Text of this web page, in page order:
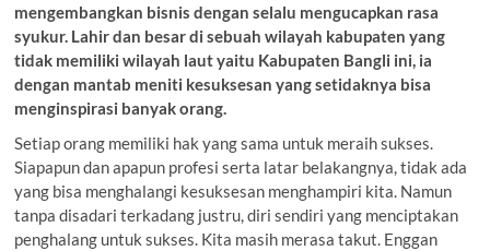
mengembangkan bisnis dengan selalu mengucapkan rasa
syukur. Lahir dan besar di sebuah wilayah kabupaten yang
tidak memiliki wilayah laut yaitu Kabupaten Bangli ini, ia
dengan mantab meniti kesuksesan yang setidaknya bisa
menginspirasi banyak orang.
Setiap orang memiliki hak yang sama untuk meraih sukses.
Siapapun dan apapun profesi serta latar belakangnya, tidak ada
yang bisa menghalangi kesuksesan menghampiri kita. Namun
tanpa disadari terkadang justru, diri sendiri yang menciptakan
penghalang untuk sukses. Kita masih merasa takut. Enggan